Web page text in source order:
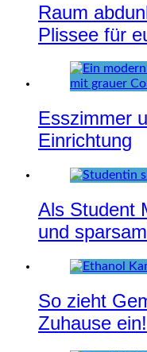
Raum
Plissee für
Esszimmer
Einrichtung
Als Student
und
So zieht
Zuhause ein!